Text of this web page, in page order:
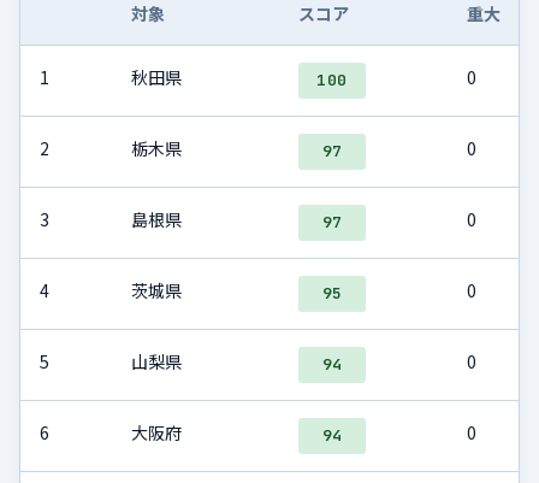
対象 スコア 重大
1 秋田県 100 0
2 栃木県 97 0
3 島根県 97 0
4 茨城県 95 0
5 山梨県 94 0
6 大阪府 94 0